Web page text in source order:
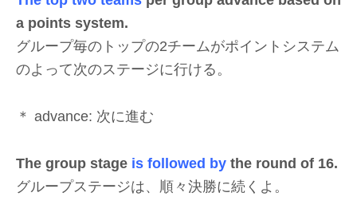
a points system.
グループ毎のトップの2チームがポイントシステム
のよって次のステージに行ける。
＊ advance: 次に進む
The group stage is followed by the round of 16.
グループステージは、順々決勝に続くよ。